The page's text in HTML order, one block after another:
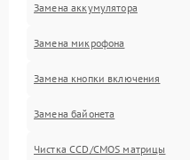
Замена аккумулятора
Замена микрофона
Замена кнопки включения
Замена байонета
Чистка CCD/CMOS матрицы